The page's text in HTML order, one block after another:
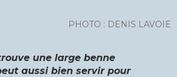
PHOTO : DENIS LAVOIE
une large benne
aussi bien servir pour